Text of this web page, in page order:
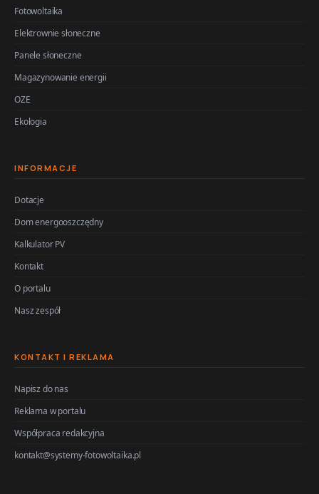
Fotowoltaika
Elektrownie słoneczne
Panele słoneczne
Magazynowanie energii
OZE
Ekologia
INFORMACJE
Dotacje
Dom energooszczędny
Kalkulator PV
Kontakt
O portalu
Nasz zespół
KONTAKT I REKLAMA
Napisz do nas
Reklama w portalu
Współpraca redakcyjna
kontakt@systemy-fotowoltaika.pl